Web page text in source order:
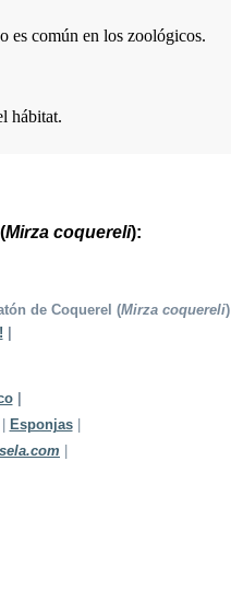
es común en los zoológicos.
hábitat.
Mirza coquereli):
de Coquerel (Mirza coquereli)
|
Esponjas|